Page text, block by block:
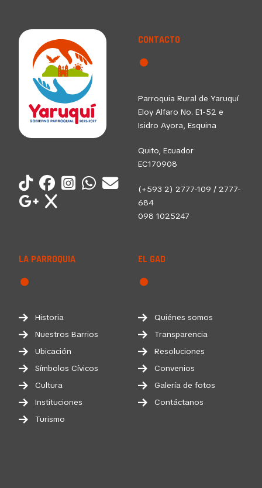
CONTACTO
Parroquia Rural de Yaruquí
Eloy Alfaro No. E1-52 e
Isidro Ayora, Esquina
Quito, Ecuador
EC170908
(+593 2) 2777-109 / 2777-
684
098 1025247
LA PARROQUIA
Historia
Nuestros Barrios
Ubicación
Símbolos Cívicos
Cultura
Instituciones
Turismo
EL GAD
Quiénes somos
Transparencia
Resoluciones
Convenios
Galería de fotos
Contáctanos